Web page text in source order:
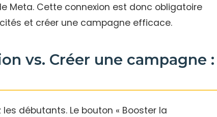
Meta. Cette connexion est donc obligatoire
et créer une campagne efficace.
vs. Créer une campagne :
débutants. Le bouton « Booster la